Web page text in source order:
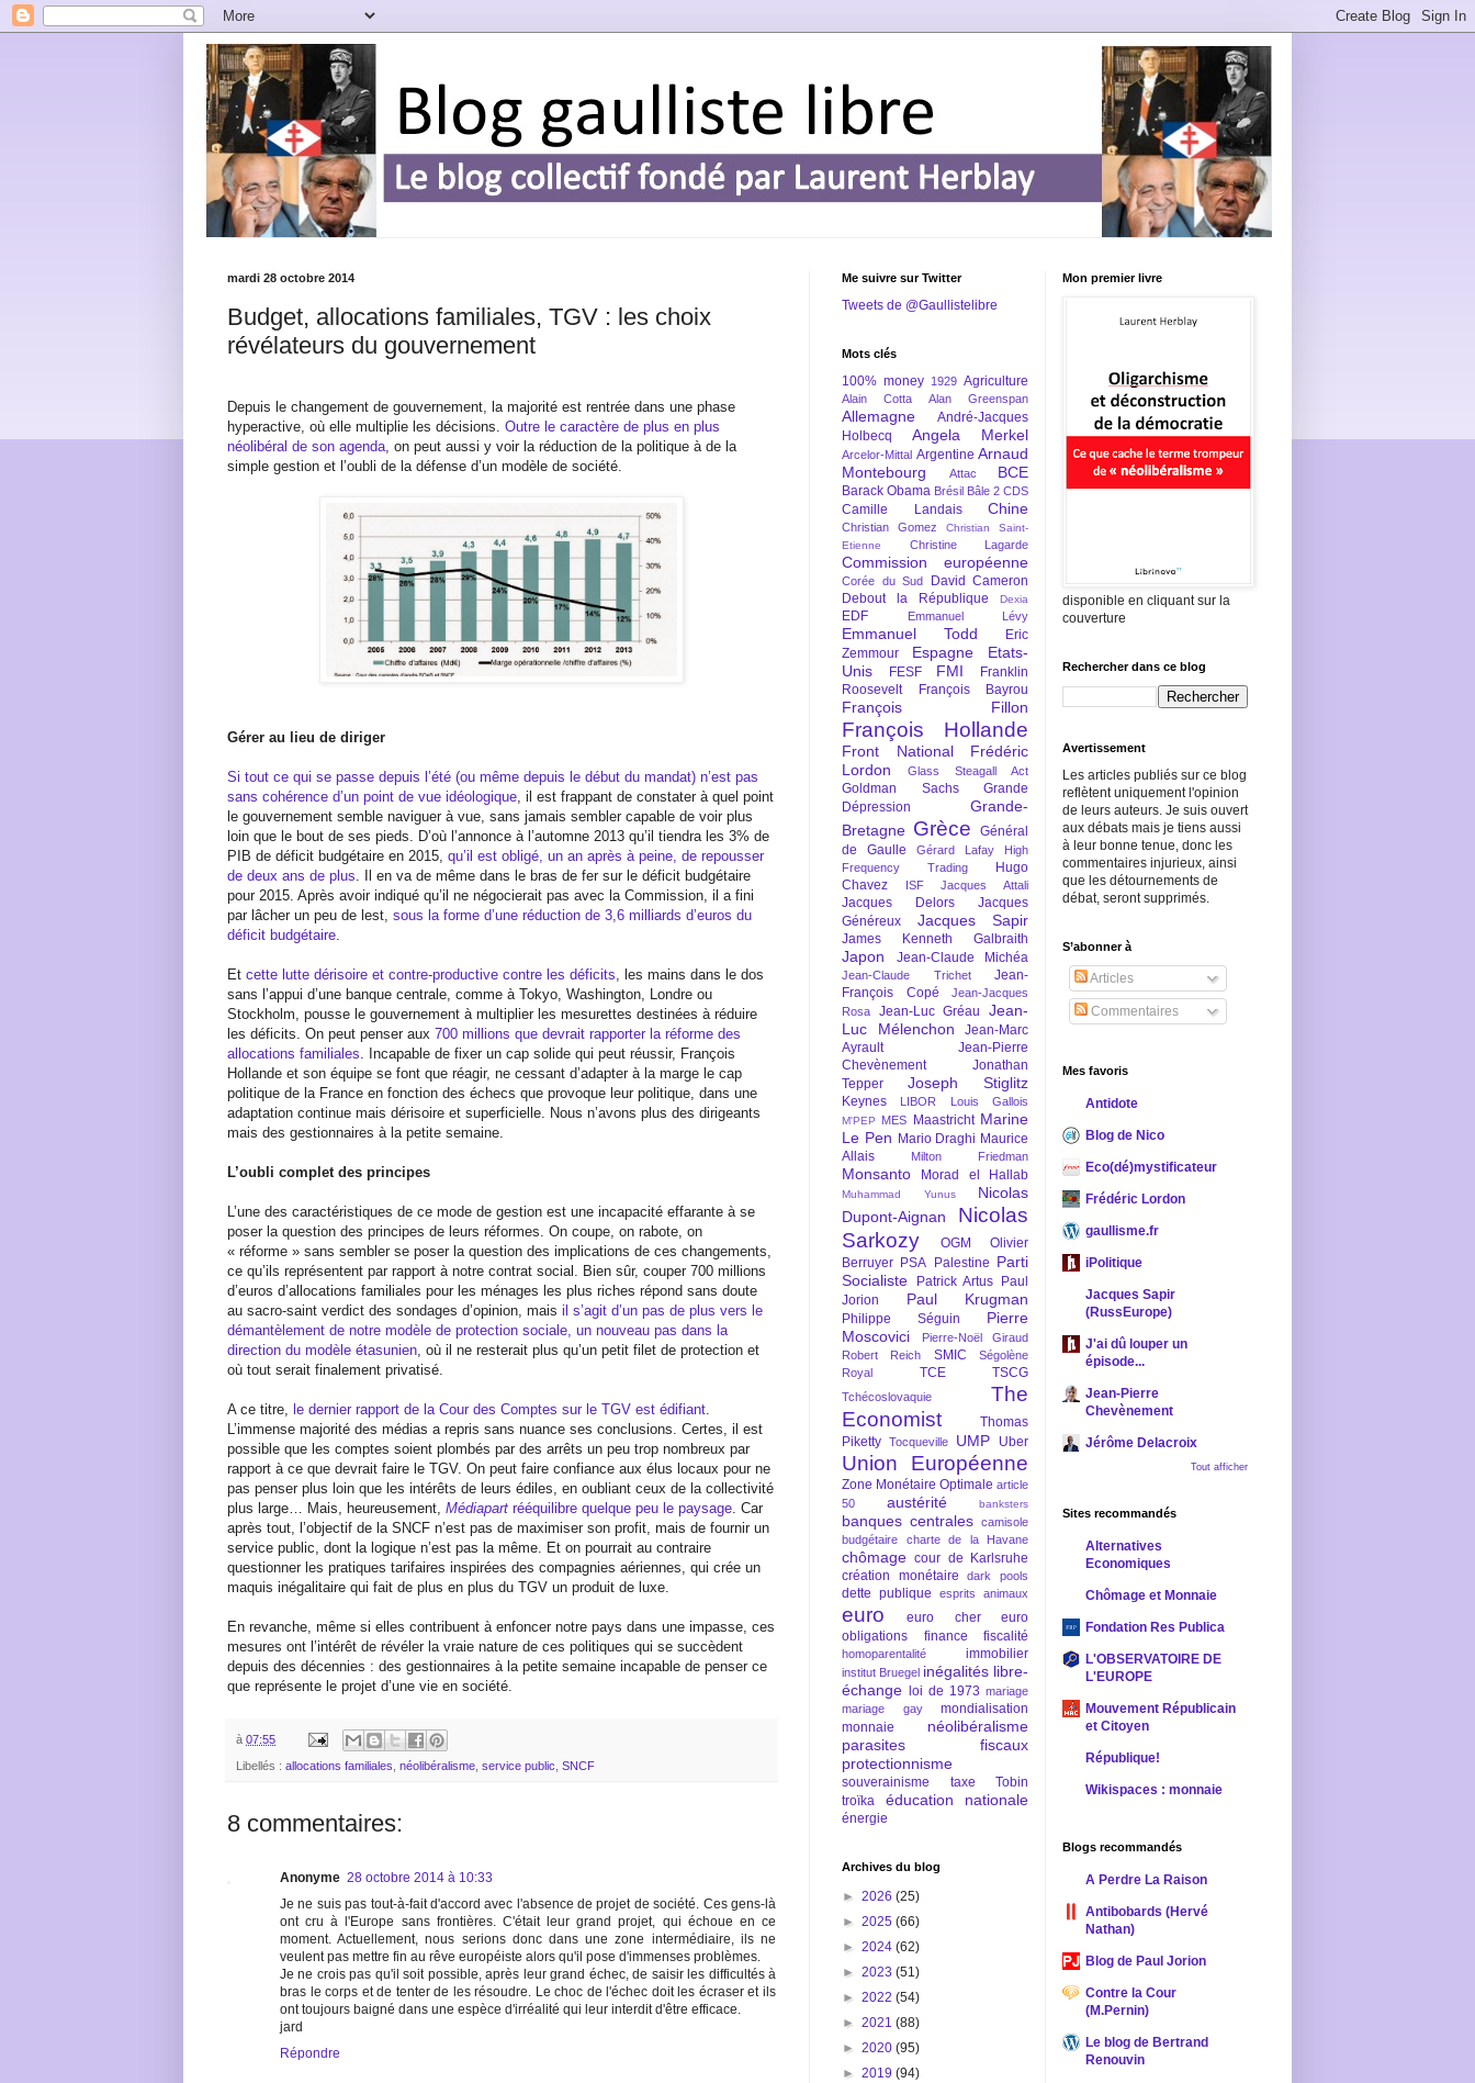
mardi 28 octobre 2014
Budget, allocations familiales, TGV : les choix
révélateurs du gouvernement
Depuis le changement de gouvernement, la majorité est rentrée dans une phase
hyperactive, où elle multiplie les décisions. Outre le caractère de plus en plus
néolibéral de son agenda , on peut aussi y voir la réduction de la politique à de la
simple gestion et l’oubli de la défense d’un modèle de société.
Gérer au lieu de diriger
Si tout ce qui se passe depuis l’été (ou même depuis le début du mandat) n’est pas
sans cohérence d’un point de vue idéologique , il est frappant de constater à quel point
le gouvernement semble naviguer à vue, sans jamais sembler capable de voir plus
loin que le bout de ses pieds. D’où l’annonce à l’automne 2013 qu’il tiendra les 3% de
PIB de déficit budgétaire en 2015, qu’il est obligé, un an après à peine, de repousser
de deux ans de plus . Il en va de même dans le bras de fer sur le déficit budgétaire
pour 2015. Après avoir indiqué qu’il ne négocierait pas avec la Commission, il a fini
par lâcher un peu de lest, sous la forme d’une réduction de 3,6 milliards d’euros du
déficit budgétaire
Et cette lutte dérisoire et contre-productive contre les déficits , les mains dans le dos
sans l’appui d’une banque centrale, comme à Tokyo, Washington, Londre ou
Stockholm, pousse le gouvernement à multiplier les mesurettes destinées à réduire
les déficits. On peut penser aux 700 millions que devrait rapporter la réforme des
allocations familiales . Incapable de fixer un cap solide qui peut réussir, François
Hollande et son équipe se font que réagir, ne cessant d’adapter à la marge le cap
politique de la France en fonction des échecs que provoque leur politique, dans une
adaptation continue mais dérisoire et superficielle. Nous n’avons plus des dirigeants
mais des gestionnaires à la petite semaine.
L’oubli complet des principes
L’une des caractéristiques de ce mode de gestion est une incapacité effarante à se
poser la question des principes de leurs réformes. On coupe, on rabote, on
« réforme » sans sembler se poser la question des implications de ces changements,
ce qu’ils représentent par rapport à notre contrat social. Bien sûr, couper 700 millions
d’euros d’allocations familiales pour les ménages les plus riches répond sans doute
au sacro-saint verdict des sondages d’opinion, mais il s’agit d’un pas de plus vers le
démantèlement de notre modèle de protection sociale, un nouveau pas dans la
direction du modèle étasunien , où il ne resterait plus qu’un petit filet de protection et
où tout serait finalement privatisé.
A ce titre, le dernier rapport de la Cour des Comptes sur le TGV est édifiant
L’immense majorité des médias a repris sans nuance ses conclusions. Certes, il est
possible que les comptes soient plombés par des arrêts un peu trop nombreux par
rapport à ce que devrait faire le TGV. On peut faire confiance aux élus locaux pour ne
pas penser plus loin que les intérêts de leurs édiles, en oubliant ceux de la collectivité
plus large… Mais, heureusement, Médiapart rééquilibre quelque peu le paysage . Car
après tout, l’objectif de la SNCF n’est pas de maximiser son profit, mais de fournir un
service public, dont la logique n’est pas la même. Et on pourrait au contraire
questionner les pratiques tarifaires inspirées des compagnies aériennes, qui crée un
maquis inégalitaire qui fait de plus en plus du TGV un produit de luxe.
En revanche, même si elles contribuent à enfoncer notre pays dans une impasse, ces
mesures ont l’intérêt de révéler la vraie nature de ces politiques qui se succèdent
depuis des décennies : des gestionnaires à la petite semaine incapable de penser ce
que représente le projet d’une vie en société.
à 07:55
Libellés : allocations familiales néolibéralisme service public SNCF
8 commentaires:
Anonyme 28 octobre 2014 à 10:33
Je ne suis pas tout-à-fait d'accord avec l'absence de projet de société. Ces gens-là
ont cru à l'Europe sans frontières. C'était leur grand projet, qui échoue en ce
moment. Actuellement, nous serions donc dans une zone intermédiaire, ils ne
veulent pas mettre fin au rêve européiste alors qu'il pose d'immenses problèmes.
Je ne crois pas qu'il soit possible, après leur grand échec, de saisir les difficultés à
bras le corps et de tenter de les résoudre. Le choc de l'échec doit les écraser et ils
ont toujours baigné dans une espèce d'irréalité qui leur interdit d'être efficace.
jard
Répondre
Me suivre sur Twitter
Tweets de @Gaullistelibre
Mots clés
100% money 1929 Agriculture
Alain Cotta Alan Greenspan
Allemagne
André-Jacques
Holbecq
Angela Merkel
Arcelor-Mittal Argentine Arnaud
Montebourg
Attac BCE
Barack Obama Brésil Bâle 2 CDS
Camille Landais Chine
Christian Gomez
Christian Saint-
Etienne
Christine Lagarde
Commission européenne
Corée du Sud
David Cameron
Debout la République
Dexia
EDF Emmanuel Lévy
Emmanuel Todd
Eric
Zemmour
Espagne
Etats-
Unis
FESF FMI
Franklin
Roosevelt
François Bayrou
François Fillon
François Hollande
Front National
Frédéric
Lordon
Glass Steagall Act
Goldman Sachs
Grande
Dépression
Grande-
Bretagne Grèce
Général
de Gaulle
Gérard Lafay
High
Frequency Trading
Hugo
Chavez
ISF Jacques Attali
Jacques Delors
Jacques
Généreux
Jacques Sapir
James Kenneth Galbraith
Japon Jean-Claude Michéa
Jean-Claude Trichet
Jean-
François Copé
Jean-Jacques
Rosa
Jean-Luc Gréau
Jean-
Luc Mélenchon
Jean-Marc
Ayrault
Jean-Pierre
Chevènement
Jonathan
Tepper
Joseph Stiglitz
Keynes LIBOR Louis Gallois
M'PEP MES Maastricht Marine
Le Pen Mario Draghi Maurice
Allais
Milton Friedman
Monsanto Morad el Hallab
Muhammad Yunus
Nicolas
Dupont-Aignan
Nicolas
Sarkozy
OGM
Olivier
Berruyer PSA Palestine Parti
Socialiste
Patrick Artus
Paul
Jorion
Paul Krugman
Philippe Séguin
Pierre
Moscovici
Pierre-Noël Giraud
Robert Reich
SMIC
Ségolène
Royal
TCE TSCG
Tchécoslovaquie
The
Economist
Thomas
Piketty Tocqueville UMP Uber
Union Européenne
Zone Monétaire Optimale article
50
austérité banksters
banques centrales camisole
budgétaire
charte de la Havane
chômage cour de Karlsruhe
création monétaire
dark pools
dette publique esprits animaux
euro euro cher
euro
obligations
finance fiscalité
homoparentalité immobilier
institut Bruegel inégalités libre-
échange
loi de 1973 mariage
mariage gay
mondialisation
monnaie
néolibéralisme
parasites fiscaux
protectionnisme
souverainisme
taxe Tobin
troïka
éducation nationale
énergie
Archives du blog
► 2026 (25)
► 2025 (66)
► 2024 (62)
► 2023 (51)
► 2022 (54)
► 2021 (88)
► 2020 (95)
► 2019 (94)
Mon premier livre
disponible en cliquant sur la
couverture
Rechercher dans ce blog
Avertissement
Les articles publiés sur ce blog
reflètent uniquement l'opinion
de leurs auteurs. Je suis ouvert
aux débats mais je tiens aussi
à leur bonne tenue, donc les
commentaires injurieux, ainsi
que les détournements de
débat, seront supprimés.
S’abonner à
Articles
Commentaires
Mes favoris
Antidote
Blog de Nico
Eco(dé)mystificateur
Frédéric Lordon
gaullisme.fr
iPolitique
Jacques Sapir
(RussEurope)
J'ai dû louper un
épisode...
Jean-Pierre
Chevènement
Jérôme Delacroix
Tout afficher
Sites recommandés
Alternatives
Economiques
Chômage et Monnaie
Fondation Res Publica
L'OBSERVATOIRE DE
L'EUROPE
Mouvement Républicain
et Citoyen
République!
Wikispaces : monnaie
Blogs recommandés
A Perdre La Raison
Antibobards (Hervé
Nathan)
Blog de Paul Jorion
Contre la Cour
(M.Pernin)
Le blog de Bertrand
Renouvin